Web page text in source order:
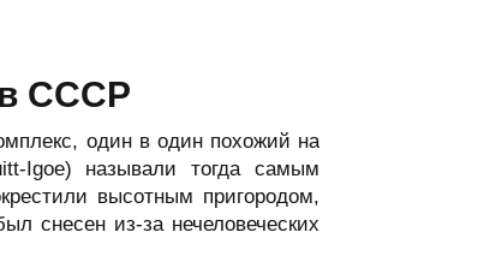
СССР
один в один похожий на
Igoe) называли тогда самым
высотным пригородом,
снесен из-за нечеловеческих